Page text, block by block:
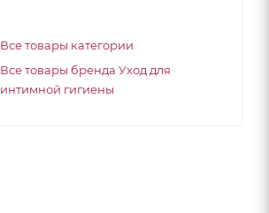
Все товары категории
Все товары бренда Уход для
интимной гигиены